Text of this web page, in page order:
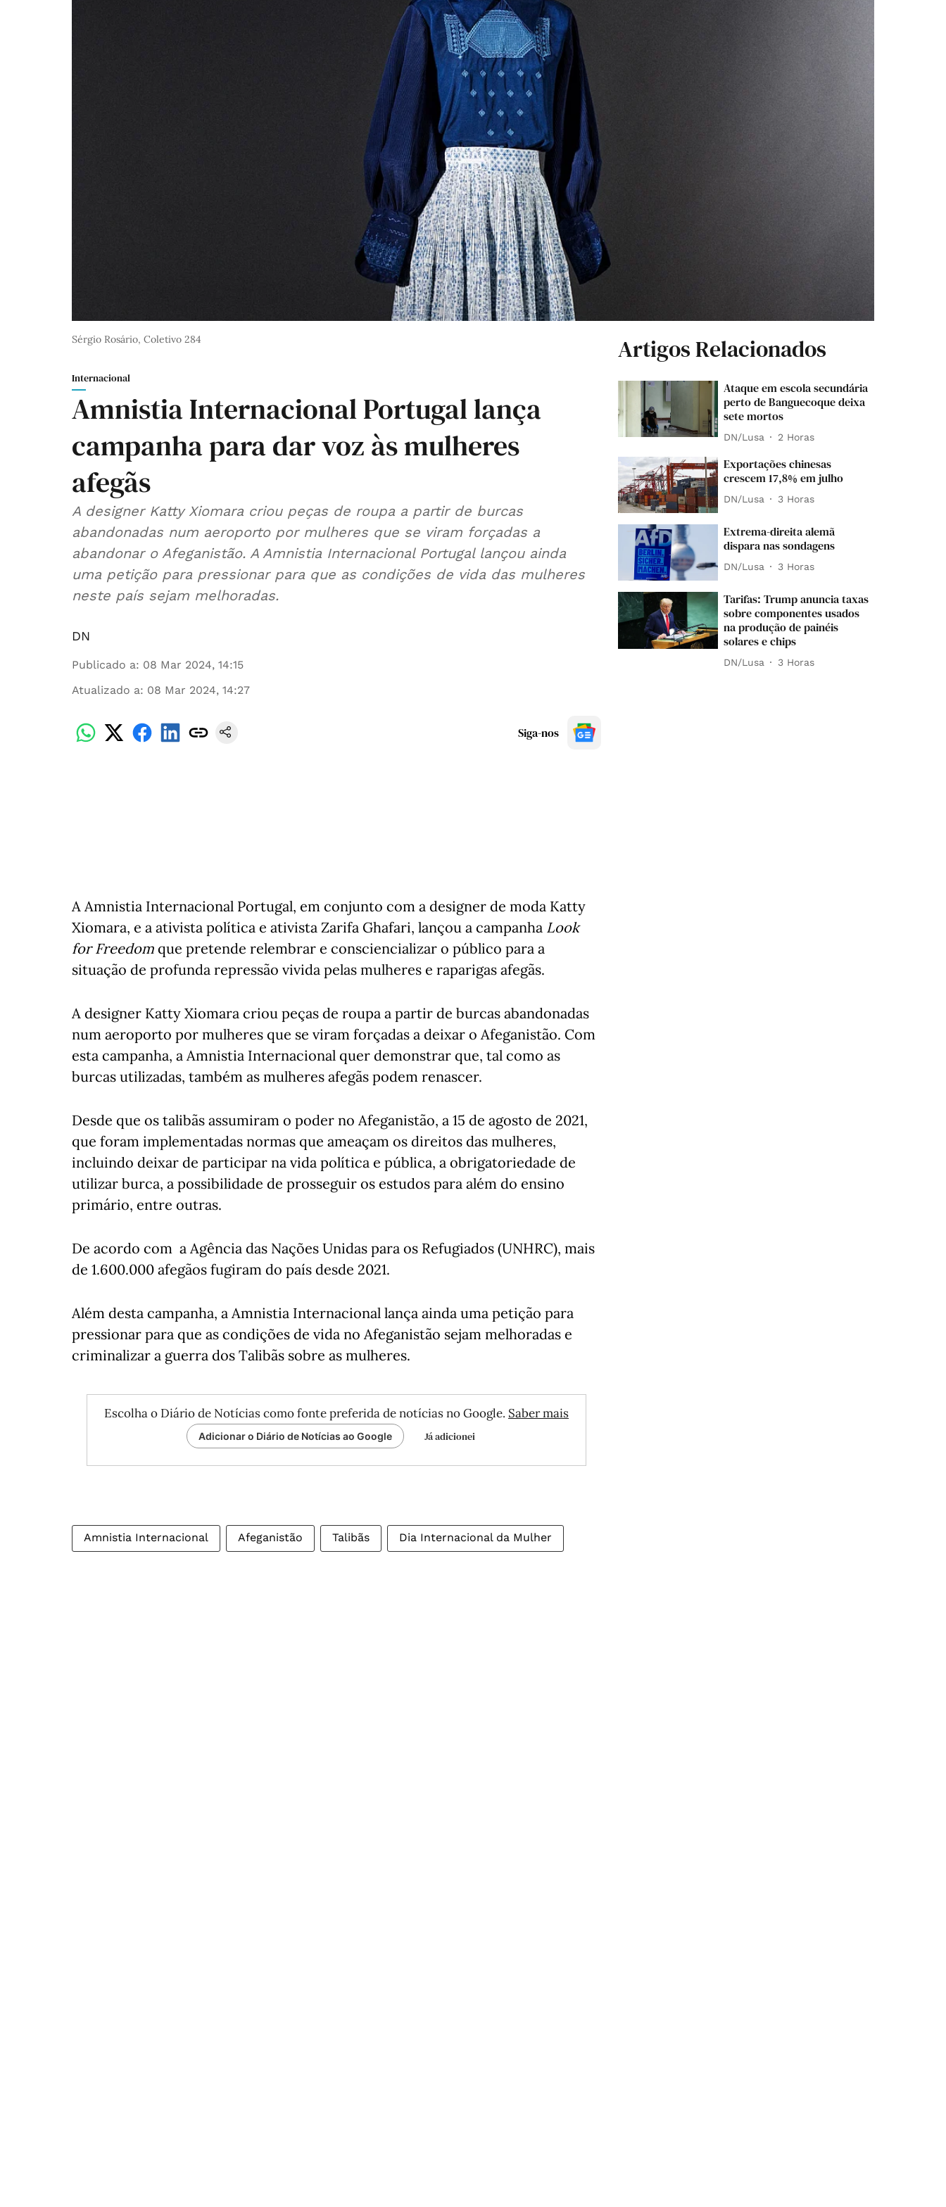
Sérgio Rosário, Coletivo 284
Internacional
Amnistia Internacional Portugal lança
campanha para dar voz às mulheres
afegãs
A designer Katty Xiomara criou peças de roupa a partir de burcas
abandonadas num aeroporto por mulheres que se viram forçadas a
abandonar o Afeganistão. A Amnistia Internacional Portugal lançou ainda
uma petição para pressionar para que as condições de vida das mulheres
neste país sejam melhoradas.
DN
Publicado a: 08 Mar 2024, 14:15
Atualizado a: 08 Mar 2024, 14:27
Siga-nos
A Amnistia Internacional Portugal, em conjunto com a designer de moda Katty
Xiomara, e a ativista política e ativista Zarifa Ghafari, lançou a campanha Look
for Freedom que pretende relembrar e consciencializar o público para a
situação de profunda repressão vivida pelas mulheres e raparigas afegãs.
A designer Katty Xiomara criou peças de roupa a partir de burcas abandonadas
num aeroporto por mulheres que se viram forçadas a deixar o Afeganistão. Com
esta campanha, a Amnistia Internacional quer demonstrar que, tal como as
burcas utilizadas, também as mulheres afegãs podem renascer.
Desde que os talibãs assumiram o poder no Afeganistão, a 15 de agosto de 2021,
que foram implementadas normas que ameaçam os direitos das mulheres,
incluindo deixar de participar na vida política e pública, a obrigatoriedade de
utilizar burca, a possibilidade de prosseguir os estudos para além do ensino
primário, entre outras.
De acordo com a Agência das Nações Unidas para os Refugiados (UNHRC), mais
de 1.600.000 afegãos fugiram do país desde 2021.
Além desta campanha, a Amnistia Internacional lança ainda uma petição para
pressionar para que as condições de vida no Afeganistão sejam melhoradas e
criminalizar a guerra dos Talibãs sobre as mulheres.
Escolha o Diário de Notícias como fonte preferida de notícias no Google. Saber mais
Adicionar o Diário de Notícias ao Google Já adicionei
Amnistia Internacional Afeganistão Talibãs Dia Internacional da Mulher
Artigos Relacionados
Ataque em escola secundária
perto de Banguecoque deixa
sete mortos
DN/Lusa 2 Horas
Exportações chinesas
crescem 17,8% em julho
DN/Lusa 3 Horas
Extrema-direita alemã
dispara nas sondagens
DN/Lusa 3 Horas
Tarifas: Trump anuncia taxas
sobre componentes usados
na produção de painéis
solares e chips
DN/Lusa 3 Horas